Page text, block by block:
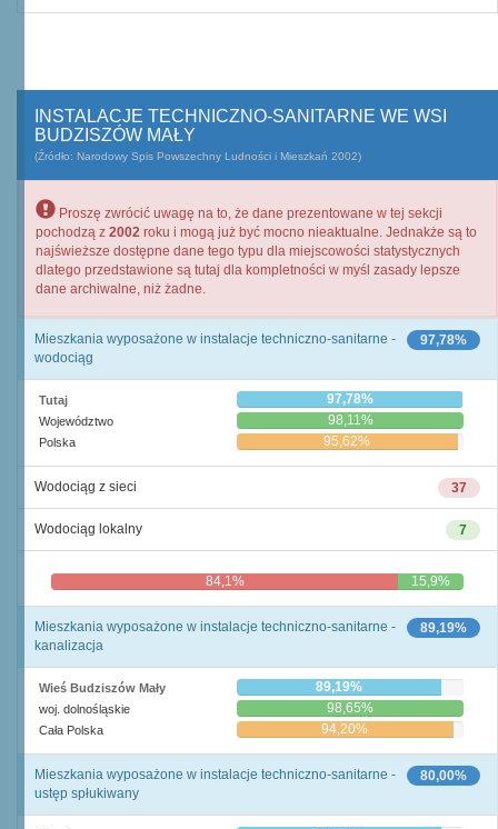
INSTALACJE TECHNICZNO-SANITARNE WE WSI
BUDZISZÓW MAŁY
(Źródło: Narodowy Spis Powszechny Ludności i Mieszkań 2002)
Proszę zwrócić uwagę na to, że dane prezentowane w tej sekcji
pochodzą z 2002 roku i mogą już być mocno nieaktualne. Jednakże są to
najświeższe dostępne dane tego typu dla miejscowości statystycznych
dlatego przedstawione są tutaj dla kompletności w myśl zasady lepsze
dane archiwalne, niż żadne.
97,78%
Mieszkania wyposażone w instalacje techniczno-sanitarne -
wodociąg
Tutaj 97,78%
Województwo 98,11%
Polska 95,62%
37
Wodociąg z sieci
7
Wodociąg lokalny
84,1% 15,9%
89,19%
Mieszkania wyposażone w instalacje techniczno-sanitarne -
kanalizacja
Wieś Budziszów Mały 89,19%
woj. dolnośląskie 98,65%
Cała Polska 94,20%
80,00%
Mieszkania wyposażone w instalacje techniczno-sanitarne -
ustęp spłukiwany